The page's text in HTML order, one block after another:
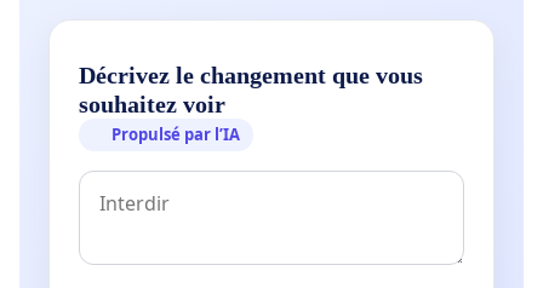
Décrivez le changement que vous
souhaitez voir
Propulsé par l’IA